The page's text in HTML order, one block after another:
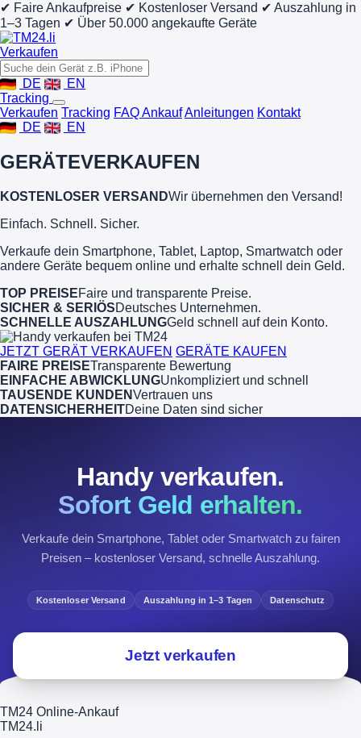
✔ Faire Ankaufpreise ✔ Kostenloser Versand ✔ Auszahlung in
1–3 Tagen ✔ Über 50.000 angekaufte Geräte
Verkaufen
DE
EN
Tracking
Verkaufen Tracking FAQ AnkaufAnleitungen Kontakt
DE
EN
GERÄTEVERKAUFEN
KOSTENLOSER VERSANDWir übernehmen den Versand!
Einfach. Schnell. Sicher.
Verkaufe dein Smartphone, Tablet, Laptop, Smartwatch oder
andere Geräte bequem online und erhalte schnell dein Geld.
TOP PREISEFaire und transparente Preise.
SICHER & SERIÖSDeutsches Unternehmen.
SCHNELLE AUSZAHLUNGGeld schnell auf dein Konto.
JETZT GERÄT VERKAUFEN GERÄTE KAUFEN
FAIRE PREISETransparente Bewertung
EINFACHE ABWICKLUNGUnkompliziert und schnell
TAUSENDE KUNDENVertrauen uns
DATENSICHERHEITDeine Daten sind sicher
Handy verkaufen.
Sofort Geld erhalten.
Verkaufe dein Smartphone, Tablet oder Smartwatch zu fairen
Preisen – kostenloser Versand, schnelle Auszahlung.
Kostenloser Versand Auszahlung in 1–3 Tagen Datenschutz
Jetzt verkaufen
TM24 Online-Ankauf
TM24.li